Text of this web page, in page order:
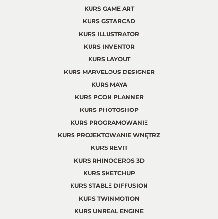
KURS GAME ART
KURS GSTARCAD
KURS ILLUSTRATOR
KURS INVENTOR
KURS LAYOUT
KURS MARVELOUS DESIGNER
KURS MAYA
KURS PCON PLANNER
KURS PHOTOSHOP
KURS PROGRAMOWANIE
KURS PROJEKTOWANIE WNĘTRZ
KURS REVIT
KURS RHINOCEROS 3D
KURS SKETCHUP
KURS STABLE DIFFUSION
KURS TWINMOTION
KURS UNREAL ENGINE